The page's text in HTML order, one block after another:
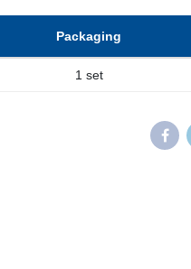
Packaging
1 set